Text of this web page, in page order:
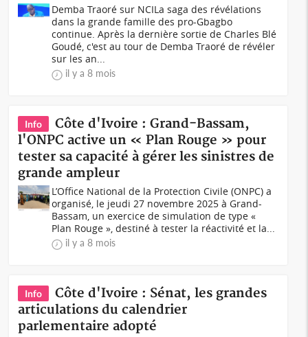
Demba Traoré sur NCILa saga des révélations
dans la grande famille des pro-Gbagbo
continue. Après la dernière sortie de Charles Blé
Goudé, c'est au tour de Demba Traoré de révéler
sur les an...
il y a 8 mois
Info
Côte d'Ivoire : Grand-Bassam,
l'ONPC active un « Plan Rouge » pour
tester sa capacité à gérer les sinistres de
grande ampleur
L’Office National de la Protection Civile (ONPC) a
organisé, le jeudi 27 novembre 2025 à Grand-
Bassam, un exercice de simulation de type «
Plan Rouge », destiné à tester la réactivité et la...
il y a 8 mois
Info
Côte d'Ivoire : Sénat, les grandes
articulations du calendrier
parlementaire adopté